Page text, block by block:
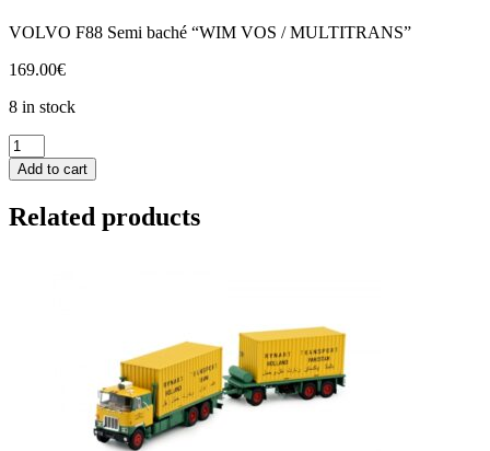
VOLVO F88 Semi baché “WIM VOS / MULTITRANS”
169.00€
8 in stock
83204
Tekno
VOLVO
WIM
Add to cart
Related products